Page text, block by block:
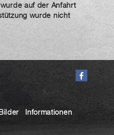
auf der Anfahrt
wurde nicht
Informationen